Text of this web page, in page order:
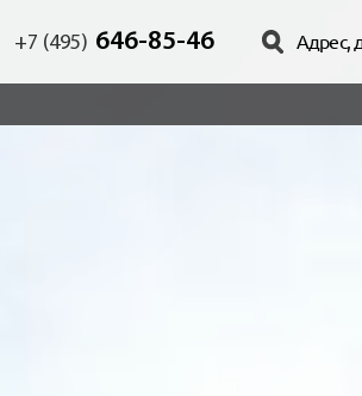
+7 (495) 646-85-46